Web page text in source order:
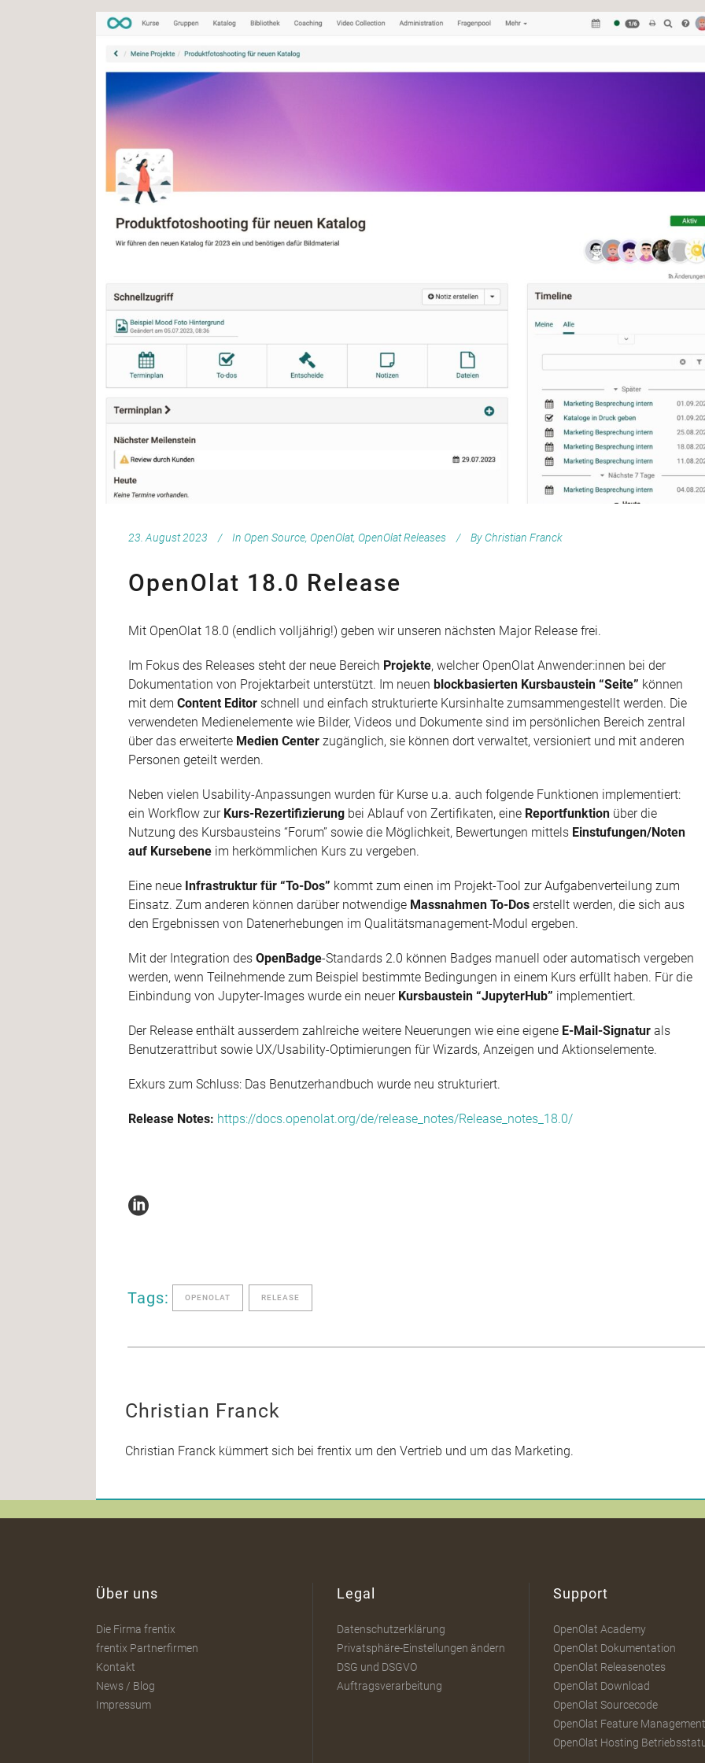
23. August 2023 In Open Source, OpenOlat, OpenOlat Releases ByChristian Franck
OpenOlat 18.0 Release
Mit OpenOlat 18.0 (endlich volljährig!) geben wir unseren nächsten Major Release frei.
Im Fokus des Releases steht der neue Bereich Projekte, welcher OpenOlat Anwender:innen bei der
Dokumentation von Projektarbeit unterstützt. Im neuen blockbasierten Kursbaustein “Seite” können
mit dem Content Editor schnell und einfach strukturierte Kursinhalte zumsammengestellt werden. Die
verwendeten Medienelemente wie Bilder, Videos und Dokumente sind im persönlichen Bereich zentral
über das erweiterte Medien Center zugänglich, sie können dort verwaltet, versioniert und mit anderen
Personen geteilt werden.
Neben vielen Usability-Anpassungen wurden für Kurse u.a. auch folgende Funktionen implementiert:
ein Workflow zur Kurs-Rezertifizierung bei Ablauf von Zertifikaten, eine Reportfunktion über die
Nutzung des Kursbausteins “Forum” sowie die Möglichkeit, Bewertungen mittels Einstufungen/Noten
auf Kursebene im herkömmlichen Kurs zu vergeben.
Eine neue Infrastruktur für “To-Dos” kommt zum einen im Projekt-Tool zur Aufgabenverteilung zum
Einsatz. Zum anderen können darüber notwendige Massnahmen To-Dos erstellt werden, die sich aus
den Ergebnissen von Datenerhebungen im Qualitätsmanagement-Modul ergeben.
Mit der Integration des OpenBadge-Standards 2.0 können Badges manuell oder automatisch vergeben
werden, wenn Teilnehmende zum Beispiel bestimmte Bedingungen in einem Kurs erfüllt haben. Für die
Einbindung von Jupyter-Images wurde ein neuer Kursbaustein “JupyterHub” implementiert.
Der Release enthält ausserdem zahlreiche weitere Neuerungen wie eine eigene E-Mail-Signatur als
Benutzerattribut sowie UX/Usability-Optimierungen für Wizards, Anzeigen und Aktionselemente.
Exkurs zum Schluss: Das Benutzerhandbuch wurde neu strukturiert.
Release Notes: https://docs.openolat.org/de/release_notes/Release_notes_18.0/
Tags: OPENOLAT RELEASE
Christian Franck
Christian Franck kümmert sich bei frentix um den Vertrieb und um das Marketing.
Über uns
Die Firma frentix
frentix Partnerfirmen
Kontakt
News / Blog
Impressum
Legal
Datenschutzerklärung
Privatsphäre-Einstellungen ändern
DSG und DSGVO
Auftragsverarbeitung
Support
OpenOlat Academy
OpenOlat Dokumentation
OpenOlat Releasenotes
OpenOlat Download
OpenOlat Sourcecode
OpenOlat Feature Management
OpenOlat Hosting